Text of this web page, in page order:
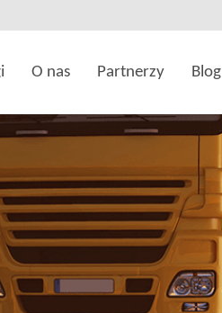
O nas Partnerzy Blog